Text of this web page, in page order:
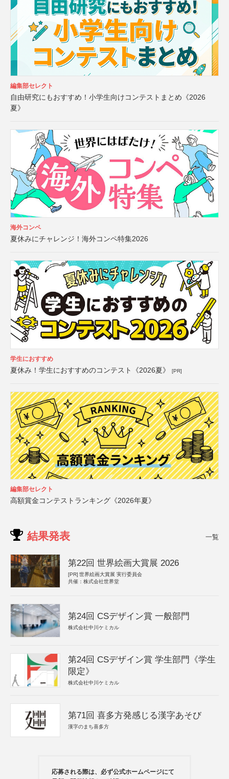
編集部セレクト
自由研究にもおすすめ！小学生向けコンテストまとめ《2026
夏》
海外コンペ
夏休みにチャレンジ！海外コンペ特集2026
学生におすすめ
夏休み！学生におすすめのコンテスト《2026夏》 [PR]
編集部セレクト
高額賞金コンテストランキング《2026年夏》
結果発表 一覧
第22回 世界絵画大賞展 2026
[PR] 世界絵画大賞展 実行委員会
共催：株式会社世界堂
第24回 CSデザイン賞 一般部門
株式会社中川ケミカル
第24回 CSデザイン賞 学生部門《学生
限定》
株式会社中川ケミカル
第71回 喜多方発感じる漢字あそび
漢字のまち喜多方
応募される際は、必ず公式ホームページにて